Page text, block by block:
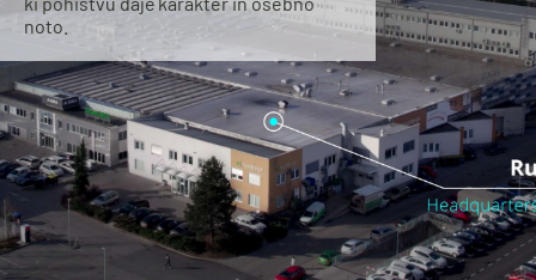
noto.